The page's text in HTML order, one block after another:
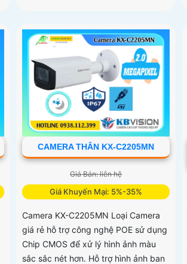
CAMERA THÂN KX-C2205MN
Giá Bán: liên hệ
Giá Khuyến Mại: 5%-35%
Camera KX-C2205MN Loại Camera
giá rẻ hỗ trợ công nghệ POE sử dụng
Chip CMOS để xử lý hình ảnh màu
sắc sắc nét hơn. Hỗ trợ hình ảnh ban